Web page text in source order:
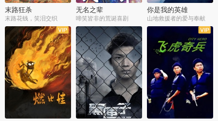
末路狂杀
末路花钱，笑泪交织
无名之辈
啼笑皆非的荒诞喜剧
你是我的英雄
山地救援者的爱与奉献